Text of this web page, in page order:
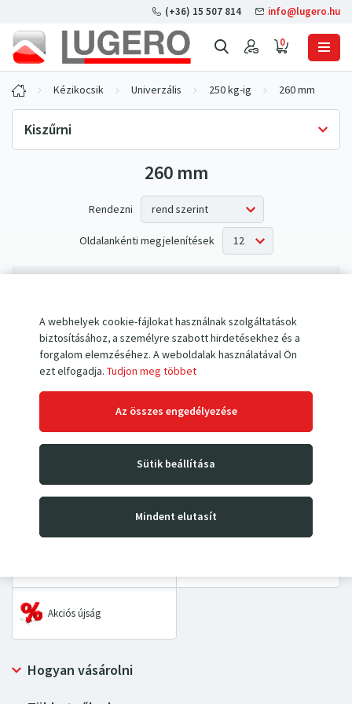
A webhelyek cookie-fájlokat használnak szolgáltatások
biztosításához, a személyre szabott hirdetésekhez és a
forgalom elemzéséhez. A weboldalak használatával Ön
ezt elfogadja. Tudjon meg többet
Az összes engedélyezése
Sütik beállítása
Mindent elutasít
0
(+36) 15 507 814 info@lugero.hu
Kézikocsik Univerzális 250 kg-ig 260 mm
Kiszűrni
Készlet rendelkezésre állása260 mm
Rendezni
Oldalankénti megjelenítések
Kézi villás raklapemelők Magasemelő targoncák
padozatok
Kéziláncos emelők
Akciós újság
Hogyan vásárolni
Szállítás és fizetési mód